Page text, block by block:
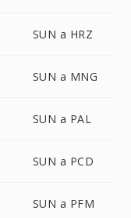
SUN a HRZ
SUN a MNG
SUN a PAL
SUN a PCD
SUN a PFM